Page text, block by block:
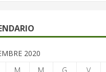
2020
M M G V